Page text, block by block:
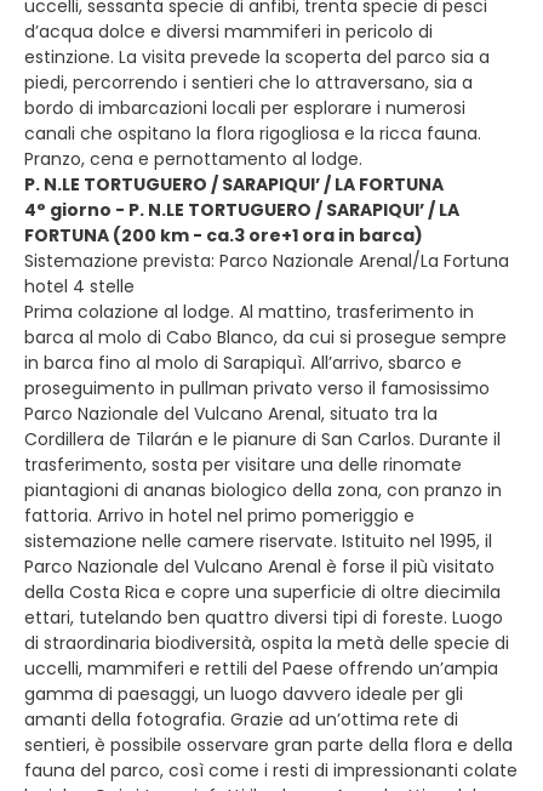
uccelli, sessanta specie di anfibi, trenta specie di pesci
d’acqua dolce e diversi mammiferi in pericolo di
estinzione. La visita prevede la scoperta del parco sia a
piedi, percorrendo i sentieri che lo attraversano, sia a
bordo di imbarcazioni locali per esplorare i numerosi
canali che ospitano la flora rigogliosa e la ricca fauna.
Pranzo, cena e pernottamento al lodge.
P. N.LE TORTUGUERO / SARAPIQUI’ / LA FORTUNA
4° giorno - P. N.LE TORTUGUERO / SARAPIQUI’ / LA
FORTUNA (200 km - ca.3 ore+1 ora in barca)
Sistemazione prevista: Parco Nazionale Arenal/La Fortuna
hotel 4 stelle
Prima colazione al lodge. Al mattino, trasferimento in
barca al molo di Cabo Blanco, da cui si prosegue sempre
in barca fino al molo di Sarapiquì. All’arrivo, sbarco e
proseguimento in pullman privato verso il famosissimo
Parco Nazionale del Vulcano Arenal, situato tra la
Cordillera de Tilarán e le pianure di San Carlos. Durante il
trasferimento, sosta per visitare una delle rinomate
piantagioni di ananas biologico della zona, con pranzo in
fattoria. Arrivo in hotel nel primo pomeriggio e
sistemazione nelle camere riservate. Istituito nel 1995, il
Parco Nazionale del Vulcano Arenal è forse il più visitato
della Costa Rica e copre una superficie di oltre diecimila
ettari, tutelando ben quattro diversi tipi di foreste. Luogo
di straordinaria biodiversità, ospita la metà delle specie di
uccelli, mammiferi e rettili del Paese offrendo un’ampia
gamma di paesaggi, un luogo davvero ideale per gli
amanti della fotografia. Grazie ad un’ottima rete di
sentieri, è possibile osservare gran parte della flora e della
fauna del parco, così come i resti di impressionanti colate